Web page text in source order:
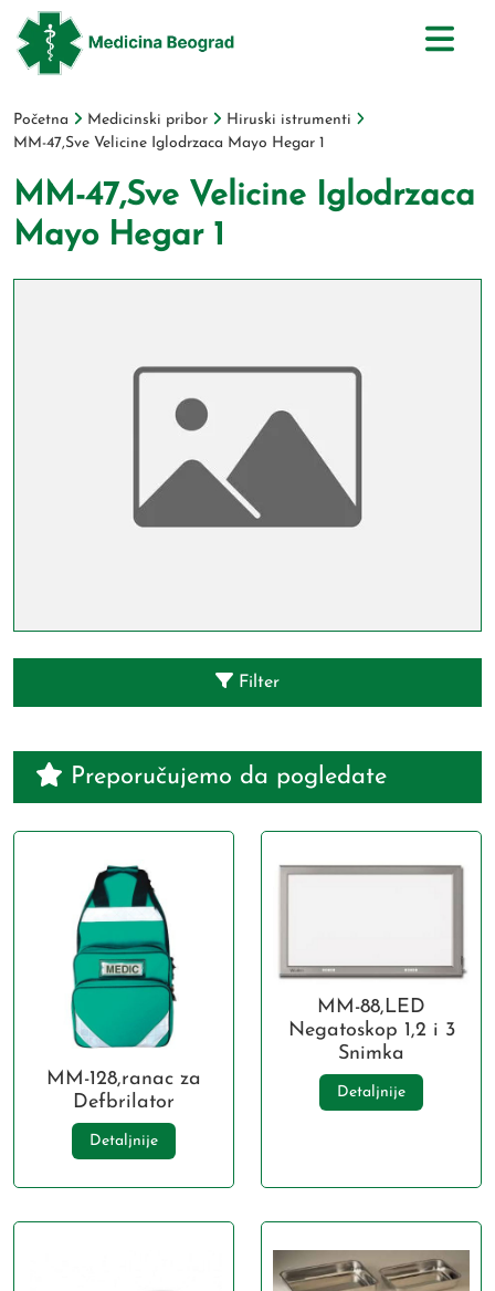
Početna Medicinski pribor
Hiruski istrumenti
MM-47,Sve Velicine Iglodrzaca Mayo Hegar 1
MM-47,Sve Velicine Iglodrzaca
Mayo Hegar 1
Filter
Preporučujemo da pogledate
MM-128,ranac za
Defbrilator
Detaljnije
MM-88,LED
Negatoskop 1,2 i 3
Snimka
Detaljnije